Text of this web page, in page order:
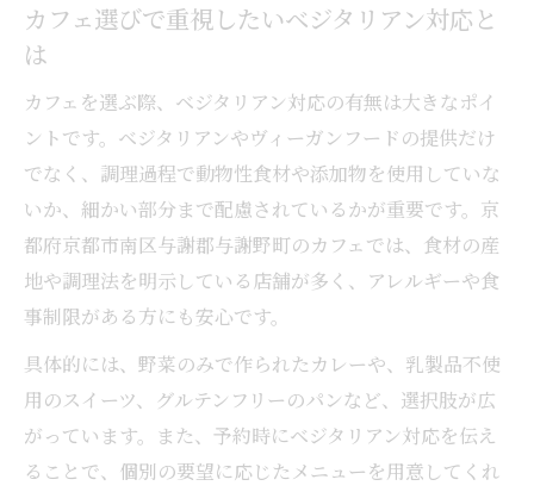
カフェ選びで重視したいベジタリアン対応と
は
カフェを選ぶ際、ベジタリアン対応の有無は大きなポイ
ントです。ベジタリアンやヴィーガンフードの提供だけ
でなく、調理過程で動物性食材や添加物を使用していな
いか、細かい部分まで配慮されているかが重要です。京
都府京都市南区与謝郡与謝野町のカフェでは、食材の産
地や調理法を明示している店舗が多く、アレルギーや食
事制限がある方にも安心です。
具体的には、野菜のみで作られたカレーや、乳製品不使
用のスイーツ、グルテンフリーのパンなど、選択肢が広
がっています。また、予約時にベジタリアン対応を伝え
ることで、個別の要望に応じたメニューを用意してくれ